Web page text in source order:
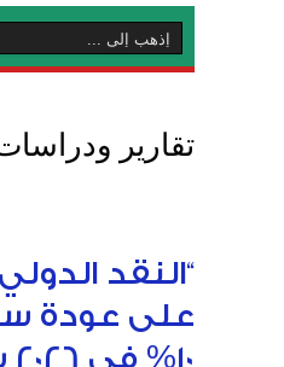
تقارير
“النقد
على عودة